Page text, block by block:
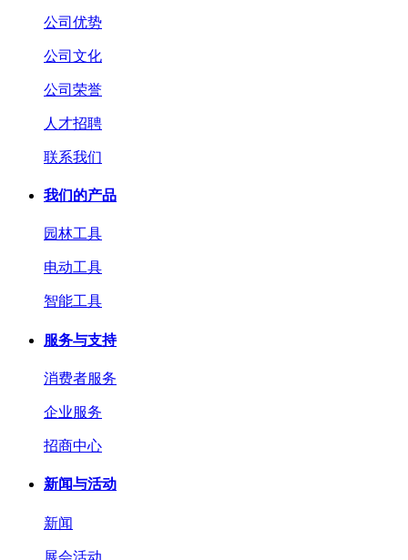
公司优势
公司文化
公司荣誉
人才招聘
联系我们
我们的产品
园林工具
电动工具
智能工具
服务与支持
消费者服务
企业服务
招商中心
新闻与活动
新闻
展会活动